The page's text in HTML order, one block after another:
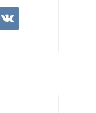
vkontakte